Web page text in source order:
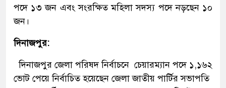
পদে ১৩ জন এবং সংরক্ষিত মহিলা সদস্য পদে নড়ছেন ১০
জন।
দিনাজপুর:
দিনাজপুর জেলা পরিষদ নির্বাচনে চেয়ারম্যান পদে ১,১৬২
ভোট পেয়ে নির্বাচিত হয়েছেন জেলা জাতীয় পার্টির সভাপতি